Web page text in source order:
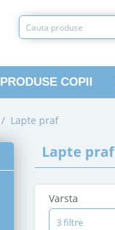
PRODUSE COPII
/ Lapte praf
Lapte praf
Varsta
3 filtre